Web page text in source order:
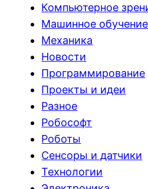
Компьютерное
Машинное обучение
Механика
Новости
Программирование
Проекты и идеи
Разное
Робософт
Роботы
Сенсоры и датчики
Технологии